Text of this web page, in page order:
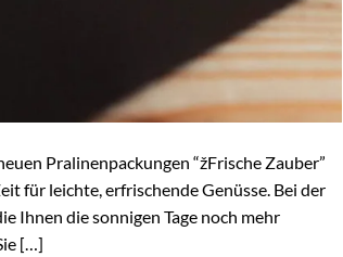
Pralinenpackungen “žFrische Zauber”
für leichte, erfrischende Genüsse. Bei der
Ihnen die sonnigen Tage noch mehr
[…]